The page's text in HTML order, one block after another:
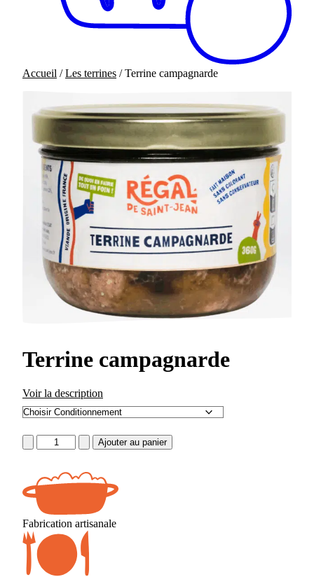
Accueil /Les terrines / Terrine campagnarde
Terrine campagnarde
Voir la description
quantité
de
campagnarde
Ajouter au panier
Fabrication artisanale